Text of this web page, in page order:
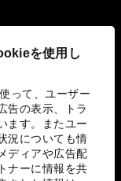
を使用し
って、ユーザー
告の表示、トラ
ます。またユー
況についても情
ディアや広告配
ナーに情報を共